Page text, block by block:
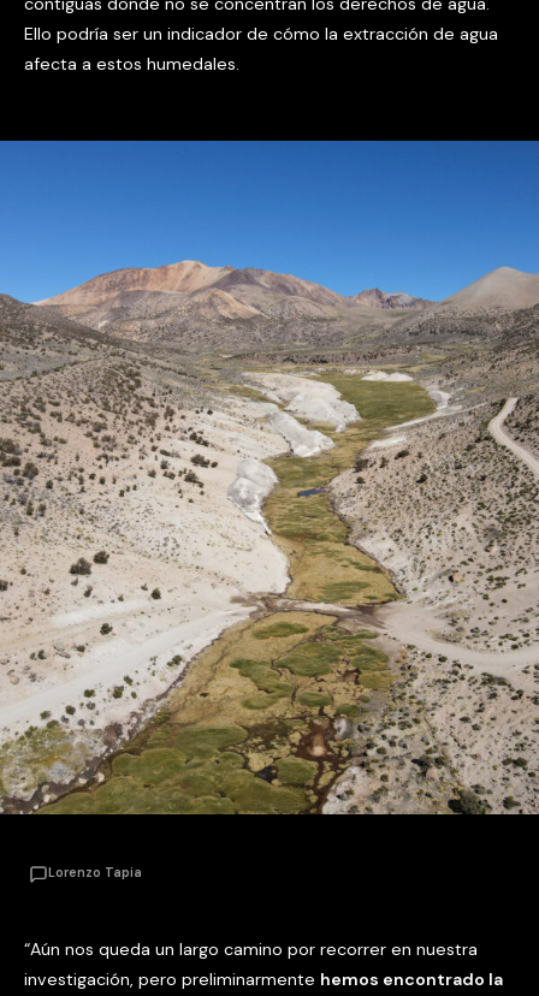
Ello podría ser un indicador de cómo la extracción de agua
afecta a estos humedales.
Lorenzo Tapia
“Aún nos queda un largo camino por recorrer en nuestra
investigación, pero preliminarmente hemos encontrado la